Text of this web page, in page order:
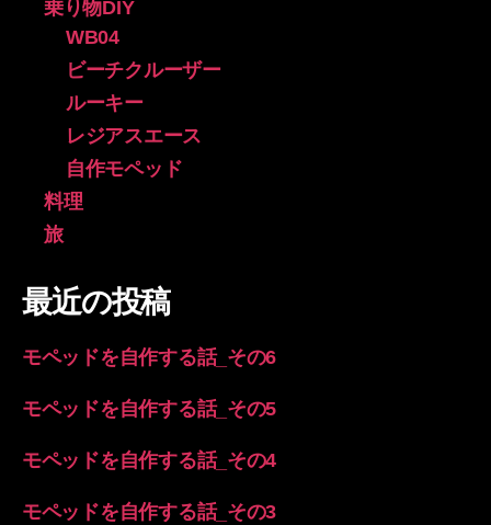
乗り物DIY
WB04
ビーチクルーザー
ルーキー
レジアスエース
自作モペッド
料理
旅
最近の投稿
モペッドを自作する話_その6
モペッドを自作する話_その5
モペッドを自作する話_その4
モペッドを自作する話_その3